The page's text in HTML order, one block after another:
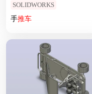
SOLIDWORKS
手推车